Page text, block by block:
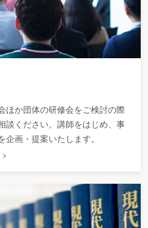
ほか団体の研修会をご検討の際
談ください。講師をはじめ、事
画・提案いたします。